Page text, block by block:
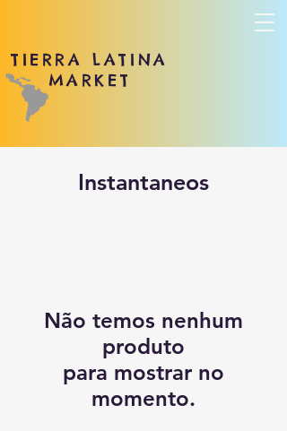
TIERRA LATINA
MARKET
Instantaneos
Não temos nenhum
produto
para mostrar no
momento.